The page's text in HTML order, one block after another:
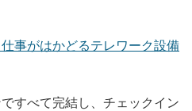
事がはかどるテレワーク設備
すべて完結し、チェックイン